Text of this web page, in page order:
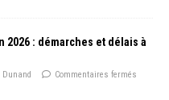
2026 : démarches et délais à
Dunand Commentaires fermés